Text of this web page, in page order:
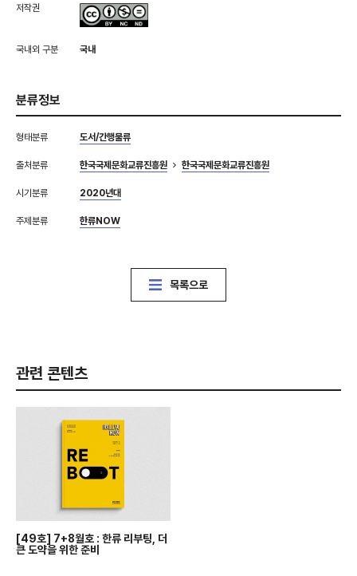
저작권
국내외 구분 국내
분류정보
형태분류 도서/간행물류
출처분류 한국국제문화교류진흥원 한국국제문화교류진흥원
시기분류 2020년대
주제분류 한류NOW
목록으로
관련 콘텐츠
[49호] 7+8월호 : 한류 리부팅, 더
큰 도약을 위한 준비